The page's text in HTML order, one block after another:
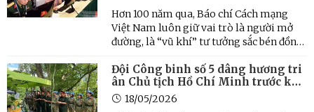
Hơn 100 năm qua, Báo chí Cách mạng
Việt Nam luôn giữ vai trò là người mở
đường, là “vũ khí” tư tưởng sắc bén đồng
trang báo in bằng phương pháp thủ
công, nhen nhóm ngọn lửa giành độc
lập, đến tiếng súng bằng ngòi ...
Đội Công binh số 5 dâng hương tri
ân Chủ tịch Hồ Chí Minh trước khi
lên đường làm nhiệm vụ
18/05/2026